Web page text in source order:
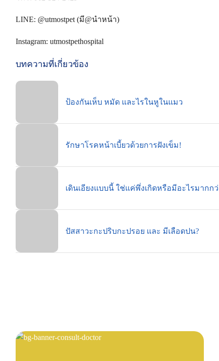
LINE: @utmostpet (มี@นำหน้า)
Instagram: utmostpethospital
บทความที่เกี่ยวข้อง
ป้องกันเห็บ หมัด และไรในหูในแมว
รักษาโรคหน้าเบี้ยวด้วยการฝังเข็ม!
เดินเอียงแบบนี้ ใช่แค่พึ่งเกิดหรือมีอะไรมากก
ปัสสาวะกะปริบกะปรอย และ มีเลือดปน?